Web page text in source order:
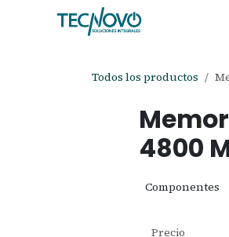
Todos los productos
4800
Componentes
Precio